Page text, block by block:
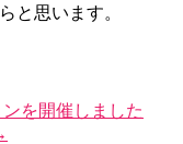
と思います。
を開催しました